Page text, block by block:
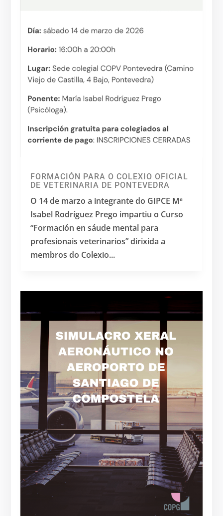
FORMACIÓN PARA O COLEXIO OFICIAL
DE VETERINARIA DE PONTEVEDRA
O 14 de marzo a integrante do GIPCE Mª
Isabel Rodríguez Prego impartiu o Curso
“Formación en sáude mental para
profesionais veterinarios” dirixida a
membros do Colexio...